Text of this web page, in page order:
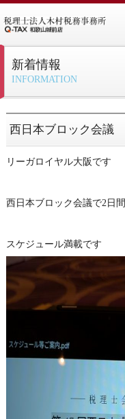
新着情報
INFORMATION
西日本ブロック会議
リーガロイヤル大阪です
西日本ブロック会議で2日間
スケジュール満載です